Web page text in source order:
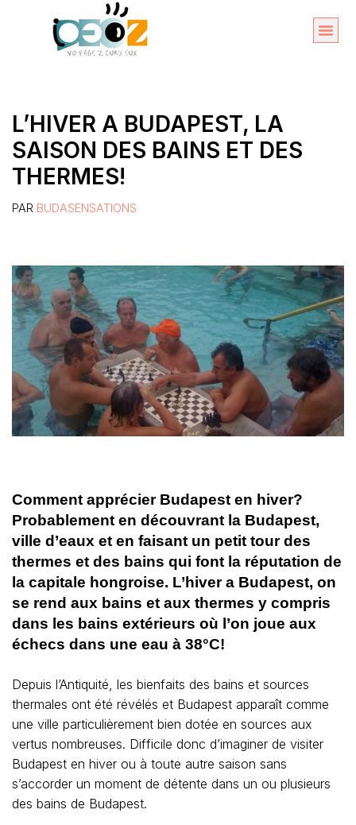
L’HIVER A BUDAPEST, LA
SAISON DES BAINS ET DES
THERMES!
PAR BUDASENSATIONS
Comment apprécier Budapest en hiver?
Probablement en découvrant la Budapest,
ville d’eaux et en faisant un petit tour des
thermes et des bains qui font la réputation de
la capitale hongroise. L’hiver a Budapest, on
se rend aux bains et aux thermes y compris
dans les bains extérieurs où l’on joue aux
échecs dans une eau à 38°C!
Depuis l’Antiquité, les bienfaits des bains et sources
thermales ont été révélés et Budapest apparaît comme
une ville particulièrement bien dotée en sources aux
vertus nombreuses. Difficile donc d’imaginer de visiter
Budapest en hiver ou à toute autre saison sans
s’accorder un moment de détente dans un ou plusieurs
des bains de Budapest.